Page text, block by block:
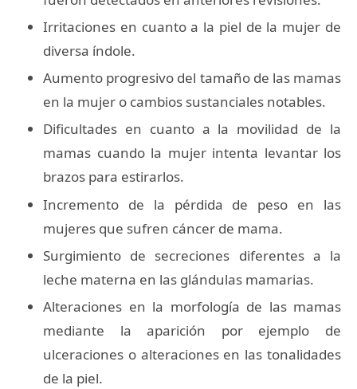
Irritaciones en cuanto a la piel de la mujer de
diversa índole.
Aumento progresivo del tamaño de las mamas
en la mujer o cambios sustanciales notables.
Dificultades en cuanto a la movilidad de la
mamas cuando la mujer intenta levantar los
brazos para estirarlos.
Incremento de la pérdida de peso en las
mujeres que sufren cáncer de mama.
Surgimiento de secreciones diferentes a la
leche materna en las glándulas mamarias.
Alteraciones en la morfología de las mamas
mediante la aparición por ejemplo de
ulceraciones o alteraciones en las tonalidades
de la piel.